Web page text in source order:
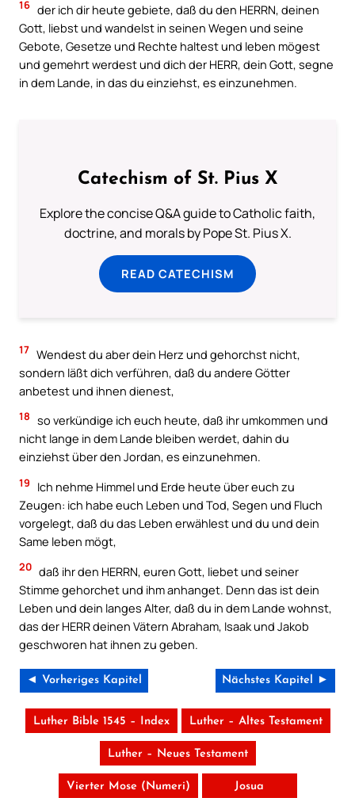
16 der ich dir heute gebiete, daß du den HERRN, deinen
Gott, liebst und wandelst in seinen Wegen und seine
Gebote, Gesetze und Rechte haltest und leben mögest
und gemehrt werdest und dich der HERR, dein Gott, segne
in dem Lande, in das du einziehst, es einzunehmen.
Catechism of St. Pius X
Explore the concise Q&A guide to Catholic faith,
doctrine, and morals by Pope St. Pius X.
READ CATECHISM
17 Wendest du aber dein Herz und gehorchst nicht,
sondern läßt dich verführen, daß du andere Götter
anbetest und ihnen dienest,
18 so verkündige ich euch heute, daß ihr umkommen und
nicht lange in dem Lande bleiben werdet, dahin du
einziehst über den Jordan, es einzunehmen.
19
Ich nehme Himmel und Erde heute über euch zu
Zeugen: ich habe euch Leben und Tod, Segen und Fluch
vorgelegt, daß du das Leben erwählest und du und dein
Same leben mögt,
20 daß ihr den HERRN, euren Gott, liebet und seiner
Stimme gehorchet und ihm anhanget. Denn das ist dein
Leben und dein langes Alter, daß du in dem Lande wohnst,
das der HERR deinen Vätern Abraham, Isaak und Jakob
geschworen hat ihnen zu geben.
◄ Vorheriges Kapitel Nächstes Kapitel ►
Luther Bible 1545 – Index Luther – Altes Testament
Luther – Neues Testament
Vierter Mose (Numeri) Josua